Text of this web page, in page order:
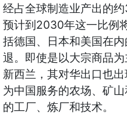
经占全球制造业产出的约
预计到 2030年这一比例
括德国、日本和美国在
退。即使是以大宗商品
新西兰，其对华出口也
为中国服务的农场、矿
的工厂、炼厂和技术。